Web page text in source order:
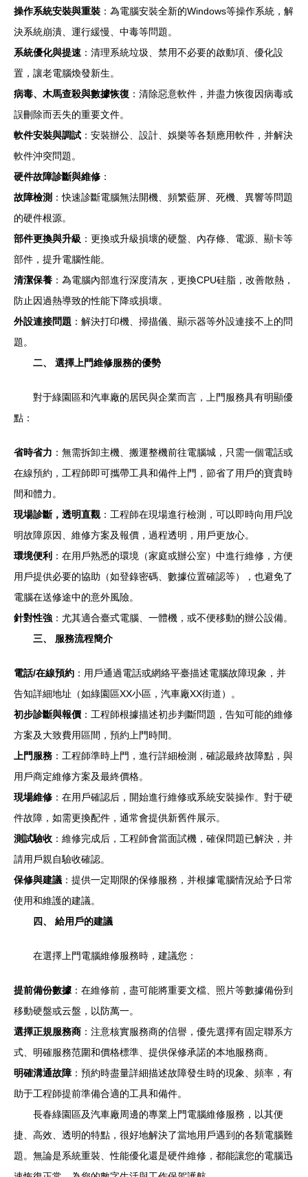
操作系統安裝與重裝 ：為電腦安裝全新的Windows等操作系統，解
決系統崩潰、運行緩慢、中毒等問題。
系統優化與提速 ：清理系統垃圾、禁用不必要的啟動項、優化設
置，讓老電腦煥發新生。
病毒、木馬查殺與數據恢復 ：清除惡意軟件，并盡力恢復因病毒或
誤刪除而丟失的重要文件。
軟件安裝與調試 ：安裝辦公、設計、娛樂等各類應用軟件，并解決
軟件沖突問題。
硬件故障診斷與維修 ：
故障檢測 ：快速診斷電腦無法開機、頻繁藍屏、死機、異響等問題
的硬件根源。
部件更換與升級 ：更換或升級損壞的硬盤、內存條、電源、顯卡等
部件，提升電腦性能。
清潔保養 ：為電腦內部進行深度清灰，更換CPU硅脂，改善散熱，
防止因過熱導致的性能下降或損壞。
外設連接問題 ：解決打印機、掃描儀、顯示器等外設連接不上的問
題。
二、 選擇上門維修服務的優勢
對于綠園區和汽車廠的居民與企業而言，上門服務具有明顯優
點：
省時省力 ：無需拆卸主機、搬運整機前往電腦城，只需一個電話或
在線預約，工程師即可攜帶工具和備件上門，節省了用戶的寶貴時
間和體力。
現場診斷，透明直觀：工程師在現場進行檢測，可以即時向用戶說
明故障原因、維修方案及報價，過程透明，用戶更放心。
環境便利 ：在用戶熟悉的環境（家庭或辦公室）中進行維修，方便
用戶提供必要的協助（如登錄密碼、數據位置確認等），也避免了
電腦在送修途中的意外風險。
針對性強 ：尤其適合臺式電腦、一體機，或不便移動的辦公設備。
三、 服務流程簡介
電話/在線預約 ：用戶通過電話或網絡平臺描述電腦故障現象，并
告知詳細地址（如綠園區XX小區，汽車廠XX街道）。
初步診斷與報價 ：工程師根據描述初步判斷問題，告知可能的維修
方案及大致費用區間，預約上門時間。
上門服務 ：工程師準時上門，進行詳細檢測，確認最終故障點，與
用戶商定維修方案及最終價格。
現場維修 ：在用戶確認后，開始進行維修或系統安裝操作。對于硬
件故障，如需更換配件，通常會提供新舊件展示。
測試驗收 ：維修完成后，工程師會當面試機，確保問題已解決，并
請用戶親自驗收確認。
保修與建議 ：提供一定期限的保修服務，并根據電腦情況給予日常
使用和維護的建議。
四、 給用戶的建議
在選擇上門電腦維修服務時，建議您：
提前備份數據 ：在維修前，盡可能將重要文檔、照片等數據備份到
移動硬盤或云盤，以防萬一。
選擇正規服務商 ：注意核實服務商的信譽，優先選擇有固定聯系方
式、明確服務范圍和價格標準、提供保修承諾的本地服務商。
明確溝通故障 ：預約時盡量詳細描述故障發生時的現象、頻率，有
助于工程師提前準備合適的工具和備件。
長春綠園區及汽車廠周邊的專業上門電腦維修服務，以其便
捷、高效、透明的特點，很好地解決了當地用戶遇到的各類電腦難
題。無論是系統重裝、性能優化還是硬件維修，都能讓您的電腦迅